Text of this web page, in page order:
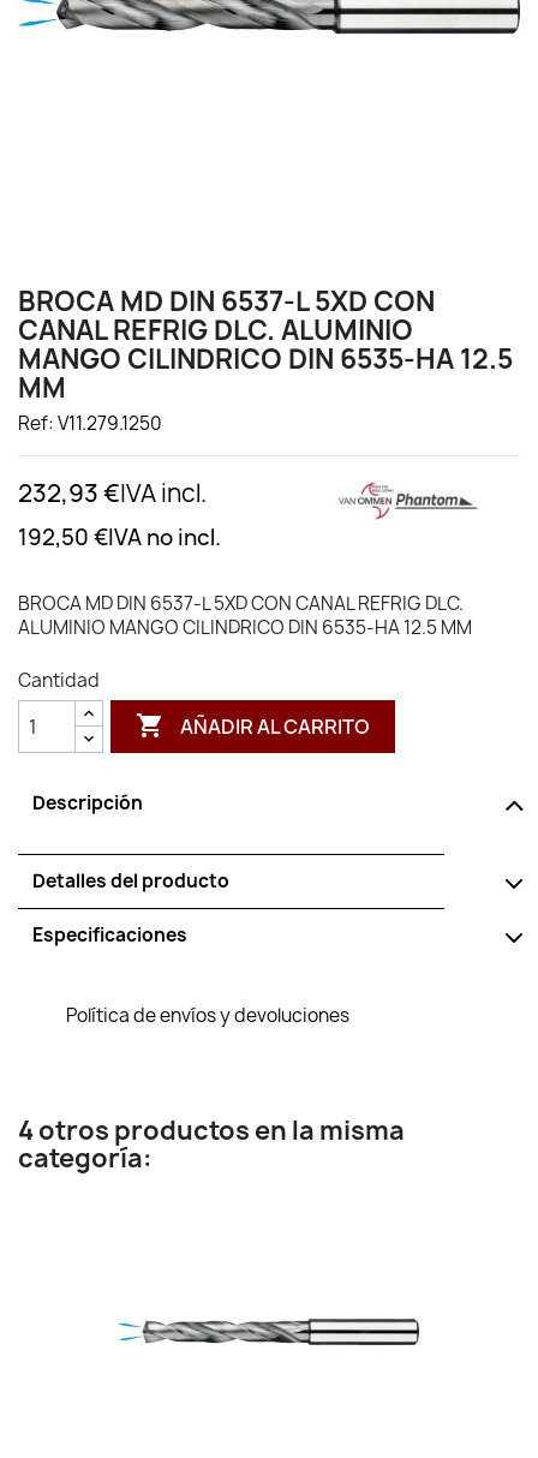
BROCA MD DIN 6537-L 5XD CON
CANAL REFRIG DLC. ALUMINIO
MANGO CILINDRICO DIN 6535-HA 12.5
MM
Ref: V11.279.1250
232,93 €IVA incl.
192,50 €IVA no incl.
BROCA MD DIN 6537-L 5XD CON CANAL REFRIG DLC.
ALUMINIO MANGO CILINDRICO DIN 6535-HA 12.5 MM
Cantidad
 AÑADIR AL CARRITO
Descripción
Detalles del producto
Especificaciones
Política de envíos y devoluciones
4 otros productos en la misma
categoría: